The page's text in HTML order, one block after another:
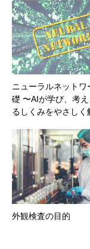
ニューラルネットワ
礎 〜AIが学び、考
るしくみをやさしく
外観検査の目的